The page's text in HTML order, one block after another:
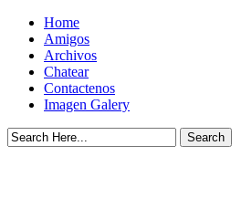
Home
Amigos
Archivos
Chatear
Contactenos
Imagen Galery